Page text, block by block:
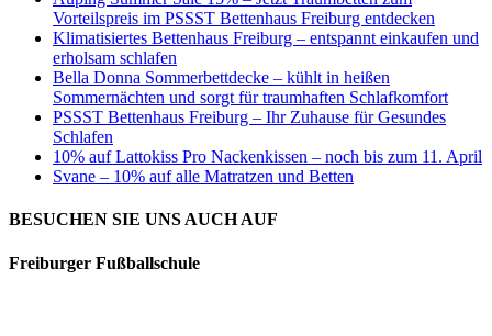
Vorteilspreis im PSSST Bettenhaus Freiburg entdecken
Klimatisiertes Bettenhaus Freiburg – entspannt einkaufen und
erholsam schlafen
Bella Donna Sommerbettdecke – kühlt in heißen
Sommernächten und sorgt für traumhaften Schlafkomfort
PSSST Bettenhaus Freiburg – Ihr Zuhause für Gesundes
Schlafen
10% auf Lattokiss Pro Nackenkissen – noch bis zum 11. April
Svane – 10% auf alle Matratzen und Betten
BESUCHEN SIE UNS AUCH AUF
Freiburger Fußballschule